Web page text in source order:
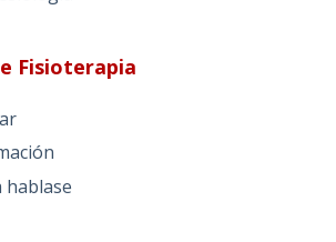
Fisioterapia
hablase